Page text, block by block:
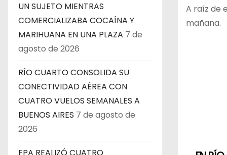
UN SUJETO MIENTRAS
COMERCIALIZABA COCAÍNA Y
MARIHUANA EN UNA PLAZA 7 de
agosto de 2026
RÍO CUARTO CONSOLIDA SU
CONECTIVIDAD AÉREA CON
CUATRO VUELOS SEMANALES A
BUENOS AIRES 7 de agosto de
2026
A raíz de
mañana.